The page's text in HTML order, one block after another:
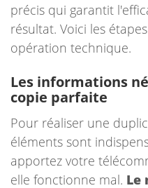
précis qui garantit
résultat. Voici les
opération technique.
Les informations
copie parfaite
Pour réaliser une
éléments sont
apportez votre
elle fonctionne mal. Le